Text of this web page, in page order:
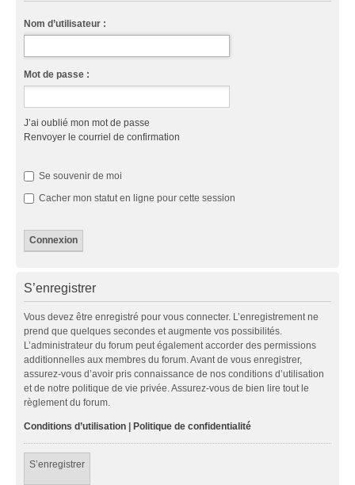
Nom d’utilisateur :
Mot de passe :
J’ai oublié mon mot de passe
Renvoyer le courriel de confirmation
Se souvenir de moi
Cacher mon statut en ligne pour cette session
S’enregistrer
Vous devez être enregistré pour vous connecter. L’enregistrement ne
prend que quelques secondes et augmente vos possibilités.
L’administrateur du forum peut également accorder des permissions
additionnelles aux membres du forum. Avant de vous enregistrer,
assurez-vous d’avoir pris connaissance de nos conditions d’utilisation
et de notre politique de vie privée. Assurez-vous de bien lire tout le
règlement du forum.
Conditions d’utilisation | Politique de confidentialité
S’enregistrer